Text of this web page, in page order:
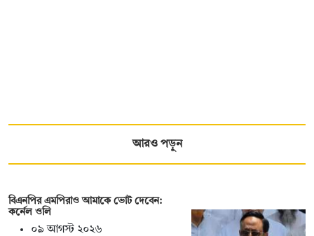
আরও পড়ুন
বিএনপির এমপিরাও আমাকে ভোট দেবেন:
কর্নেল ওলি
০৯ আগস্ট ২০২৬